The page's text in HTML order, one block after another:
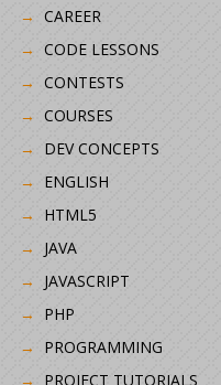
CAREER
CODE LESSONS
CONTESTS
COURSES
DEV CONCEPTS
ENGLISH
HTML5
JAVA
JAVASCRIPT
PHP
PROGRAMMING
PROJECT TUTORIALS